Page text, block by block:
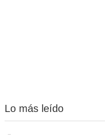
Lo más leído